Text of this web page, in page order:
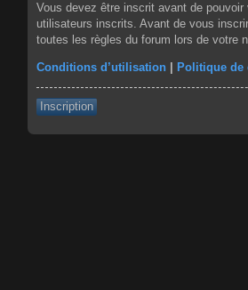
Vous devez être inscrit avant de
utilisateurs inscrits. Avant de vous
toutes les règles du forum lors de votre
Conditions d’utilisation Politique
Inscription